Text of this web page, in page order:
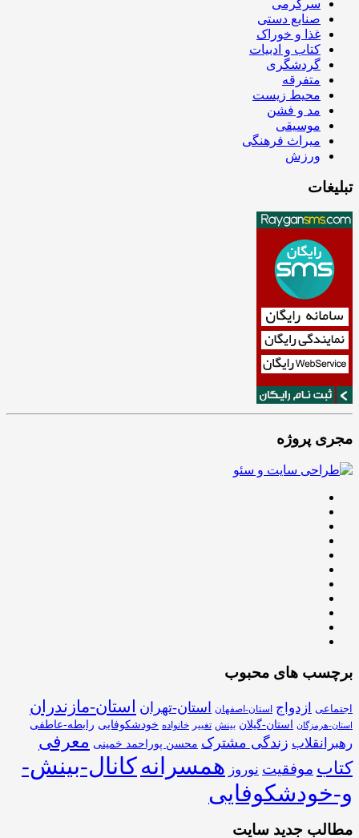
سرگرمی
صنایع دستی
غذا و خوراک
کتاب و ادبیات
گردشگری
متفرقه
محیط زیست
مد و فشن
موسیقی
میراث فرهنگی
ورزش
تبلیغات
مجری پروژه
برچسب های محبوب
اجتماعی ازدواج استان-اصفهان استان-تهران استان-مازندران
استان-هرمزگان استان-گیلان بینش تغییر خانواده خودشکوفایی رابطه-عاطفی
رهبرانقلاب زندگی مشترک محسن پوراحمد خمینی معرفی
کتاب موفقیت نوروز همسرانهکانال-بینش-
و-خودشکوفایی
مطالب جدید سایت